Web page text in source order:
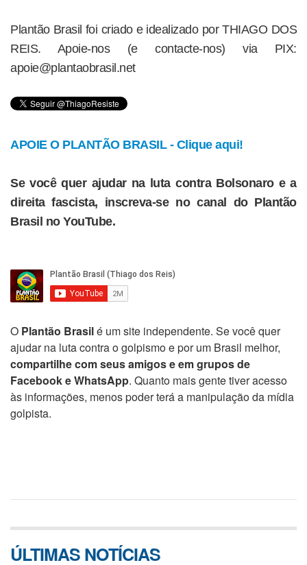
Plantão Brasil foi criado e idealizado por THIAGO DOS
REIS. Apoie-nos (e contacte-nos) via PIX:
apoie@plantaobrasil.net
APOIE O PLANTÃO BRASIL - Clique aqui!
Se você quer ajudar na luta contra Bolsonaro e a
direita fascista, inscreva-se no canal do Plantão
Brasil no YouTube.
O Plantão Brasilé um site independente. Se você quer
ajudar na luta contra o golpismo e por um Brasil melhor,
compartilhe com seus amigos e em grupos de
Facebook e WhatsApp. Quanto mais gente tiver acesso
às informações, menos poder terá a manipulação da mídia
golpista.
ÚLTIMAS NOTÍCIAS